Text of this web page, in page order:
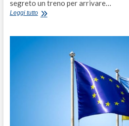
segreto un treno per arrivare…
Leggi tuttoOnore